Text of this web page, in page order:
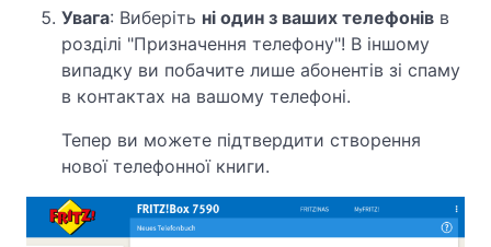
Увага: Виберіть ні один з ваших телефонів в
розділі "Призначення телефону"! В іншому
випадку ви побачите лише абонентів зі спаму
в контактах на вашому телефоні.
Тепер ви можете підтвердити створення
нової телефонної книги.